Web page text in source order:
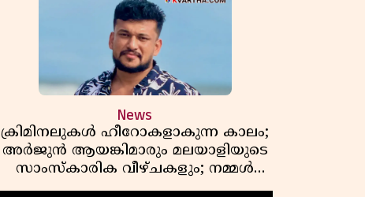
News
ക്രിമിനലുകൾ ഹീറോകളാകുന്ന കാലം;
അർജുൻ ആയങ്കിമാരും മലയാളിയുടെ
സാംസ്കാരിക വീഴ്ചകളും; നമ്മൾ
എങ്ങോട്ടാണ് പോകുന്നത്